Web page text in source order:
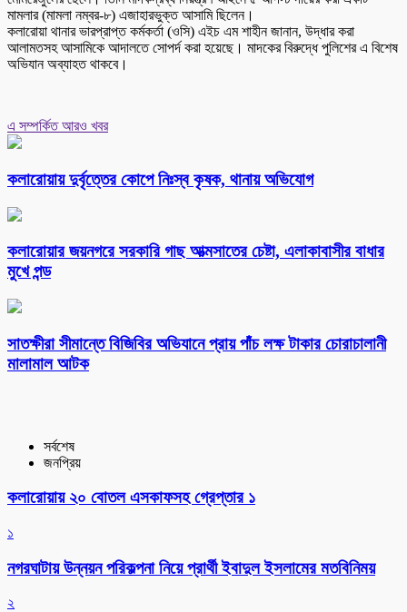
মামলার (মামলা নম্বর-৮) এজাহারভুক্ত আসামি ছিলেন।
কলারোয়া থানার ভারপ্রাপ্ত কর্মকর্তা (ওসি) এইচ এম শাহীন জানান, উদ্ধার করা
আলামতসহ আসামিকে আদালতে সোপর্দ করা হয়েছে। মাদকের বিরুদ্ধে পুলিশের এ বিশেষ
অভিযান অব্যাহত থাকবে।
এ সম্পর্কিত আরও খবর
কলারোয়ায় দুর্বৃত্তের কোপে নিঃস্ব কৃষক, থানায় অভিযোগ
কলারোয়ার জয়নগরে সরকারি গাছ আত্মসাতের চেষ্টা, এলাকাবাসীর বাধার
মুখে পন্ড
সাতক্ষীরা সীমান্তে বিজিবির অভিযানে প্রায় পাঁচ লক্ষ টাকার চোরাচালানী
মালামাল আটক
সর্বশেষ
জনপ্রিয়
কলারোয়ায় ২০ বোতল এসকাফসহ গ্রেপ্তার ১
১
নগরঘাটায় উন্নয়ন পরিকল্পনা নিয়ে প্রার্থী ইবাদুল ইসলামের মতবিনিময়
২